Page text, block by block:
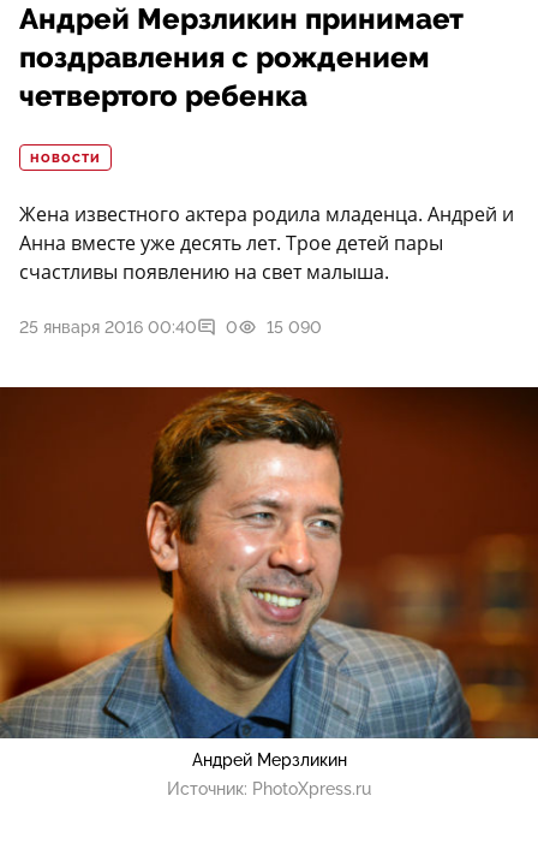
Андрей Мерзликин принимает
поздравления с рождением
четвертого ребенка
НОВОСТИ
Жена известного актера родила младенца. Андрей и
Анна вместе уже десять лет. Трое детей пары
счастливы появлению на свет малыша.
25 января 2016 00:40 0 15 090
Андрей Мерзликин
Источник: PhotoXpress.ru